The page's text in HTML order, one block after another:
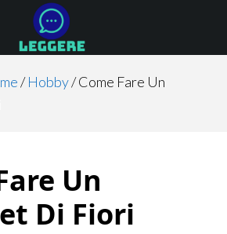
/ Hobby/Come Fare Un
Un
Di Fiori